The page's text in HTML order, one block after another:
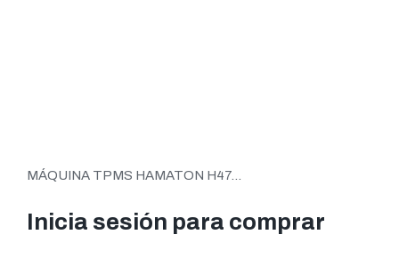
MÁQUINA TPMS HAMATON H47...
Inicia sesión para comprar